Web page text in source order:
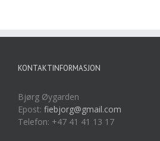
KONTAKTINFORMASJON
Bjørg Øygarden
Epost: fiebjorg@gmail.com
Telefon: +47 41 41 13 17